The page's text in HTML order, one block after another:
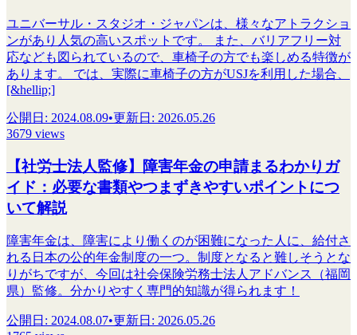
ユニバーサル・スタジオ・ジャパンは、様々なアトラクショ
ンがあり人気の高いスポットです。 また、バリアフリー対
応なども図られているので、車椅子の方でも楽しめる特徴が
あります。 では、実際に車椅子の方がUSJを利用した場合、
[&hellip;]
公開日 : 2024.08.09•更新日 : 2026.05.26
3679 views
【社労士法人監修】​​障害年金の申請まるわかりガ
イド：必要な書類やつまずきやすいポイントにつ
いて解説
障害年金は、障害により働くのが困難になった人に、給付さ
れる日本の公的年金制度の一つ。制度となると難しそうとな
りがちですが、今回は社会保険労務士法人アドバンス（福岡
県）監修。分かりやすく専門的知識が得られます！
公開日 : 2024.08.07•更新日 : 2026.05.26